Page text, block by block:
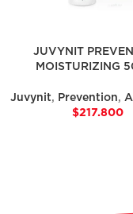
JUVYNIT
MOISTURIZING
Juvynit, Prevention,
$217.800